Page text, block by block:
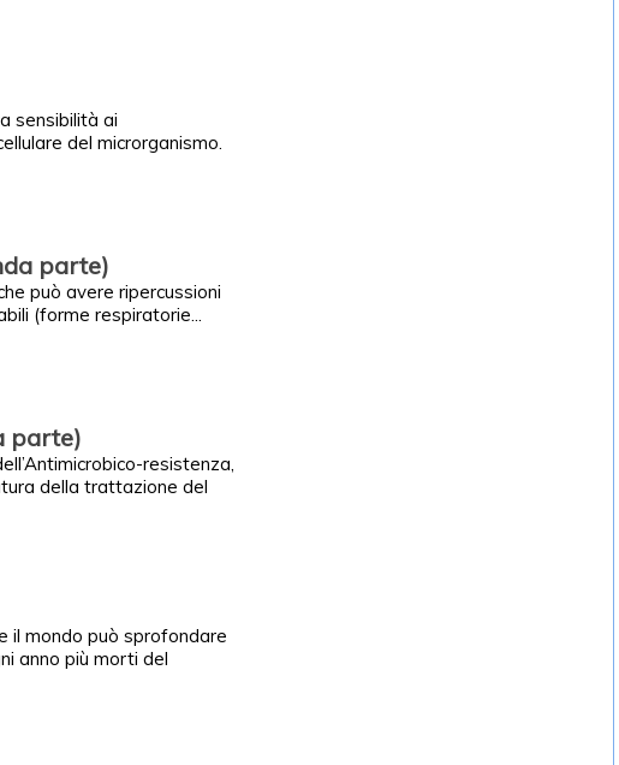
sensibilità ai
del microrganismo.
parte)
può avere ripercussioni
(forme respiratorie...
parte)
resistenza,
della trattazione del
il mondo può sprofondare
anno più morti del